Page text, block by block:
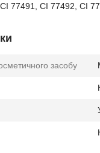
77491, CI 77492, CI
засобу